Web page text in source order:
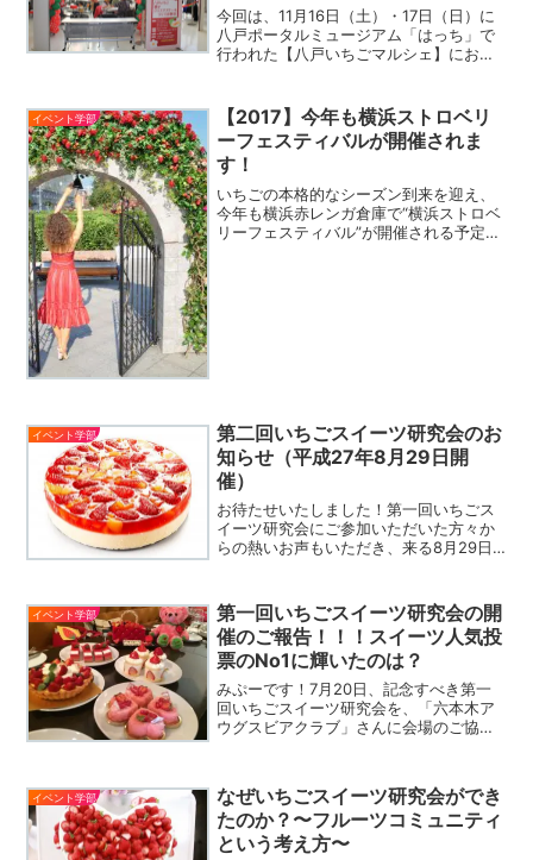
今回は、11月16日（土）・17日（日）に
八戸ポータルミュージアム「はっち」で
行われた【八戸いちごマルシェ】にお邪
て知られています。しかし、2011年の東
日本大震災で、...
イベント学部
【2017】今年も横浜ストロベリ
ーフェスティバルが開催されま
す！
いちごの本格的なシーズン到来を迎え、
今年も横浜赤レンガ倉庫で“横浜ストロベ
リーフェスティバル”が開催される予定で
イベント学部
第二回いちごスイーツ研究会のお
知らせ（平成27年8月29日開
催）
お待たせいたしました！第一回いちごス
イーツ研究会にご参加いただいた方々か
らの熱いお声もいただき、来る8月29日
回は暑い夏にひんや〜り♪ いちごアイス
の研究です！全国のお...
イベント学部
第一回いちごスイーツ研究会の開
催のご報告！！！スイーツ人気投
票のNo1に輝いたのは？
みぷーです！7月20日、記念すべき第一
回いちごスイーツ研究会を、「六本木ア
ウグスビアクラブ」さんに会場のご協力
100%！第一回目の開催ゆえ、どんな会な
の？ということが分から...
イベント学部
なぜいちごスイーツ研究会ができ
たのか？〜フルーツコミュニティ
という考え方〜